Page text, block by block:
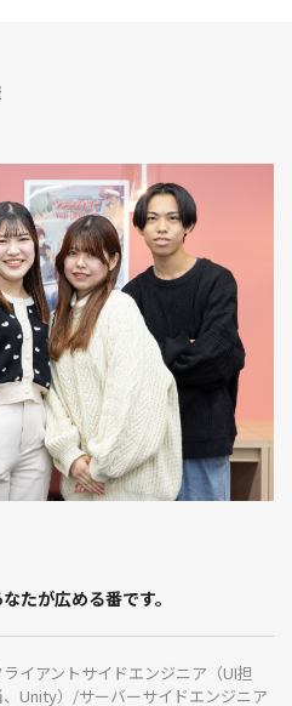
たが広める番です。
ライアントサイドエンジニア（UI担
、Unity）/サーバーサイドエンジニア